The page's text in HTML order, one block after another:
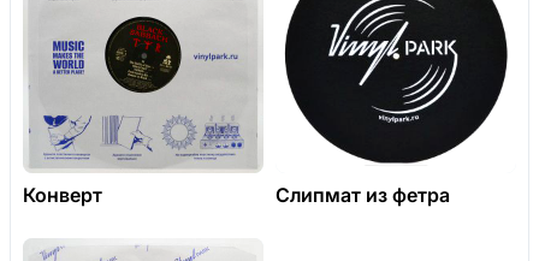
Конверт Слипмат из фетра